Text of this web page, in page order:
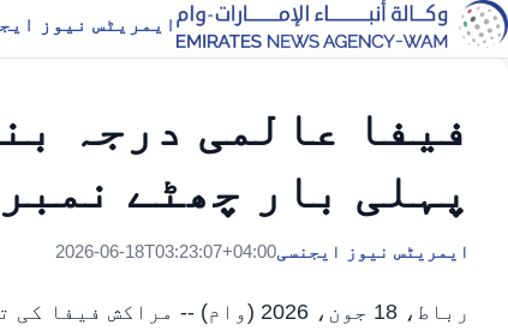
ایمریٹس نیوز
فیفا عالمی درجہ
پہلی بار چھٹے
ایمریٹس نیوز ایجنسی2026-06-18T03:23:07+04:00
رباط، 18 جون، 2026 (وام) --